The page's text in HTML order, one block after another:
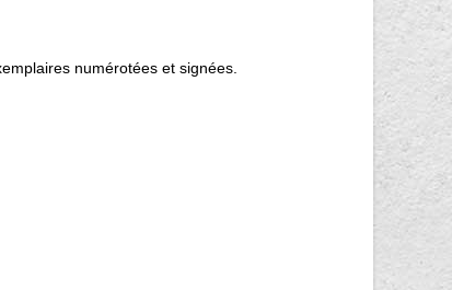
numérotées et signées.